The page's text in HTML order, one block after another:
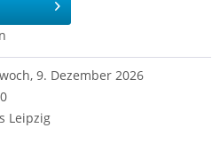
9. Dezember 2026
Leipzig